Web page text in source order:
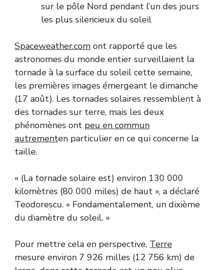
sur le pôle Nord pendant l’un des jours
les plus silencieux du soleil
Spaceweather.com ont rapporté que les
astronomes du monde entier surveillaient la
tornade à la surface du soleil cette semaine,
les premières images émergeant le dimanche
(17 août). Les tornades solaires ressemblent à
des tornades sur terre, mais les deux
phénomènes ont peu en commun
autrementen particulier en ce qui concerne la
taille.
« (La tornade solaire est) environ 130 000
kilomètres (80 000 miles) de haut », a déclaré
Teodorescu. « Fondamentalement, un dixième
du diamètre du soleil. »
Pour mettre cela en perspective, Terre
mesure environ 7 926 milles (12 756 km) de